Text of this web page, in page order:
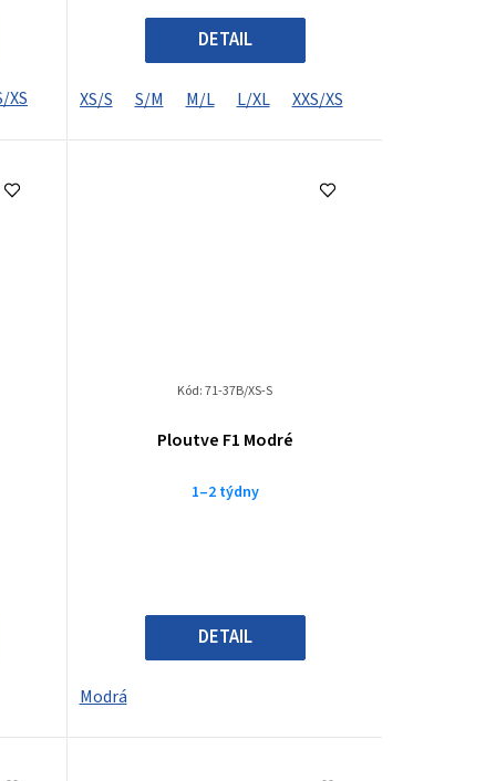
XS
DETAIL
XS/S S/M M/L L/XL XXS/XS
Ploutve F1 Modré
1–2 týdny
DETAIL
Modrá
Kód:71-37B/XS-S